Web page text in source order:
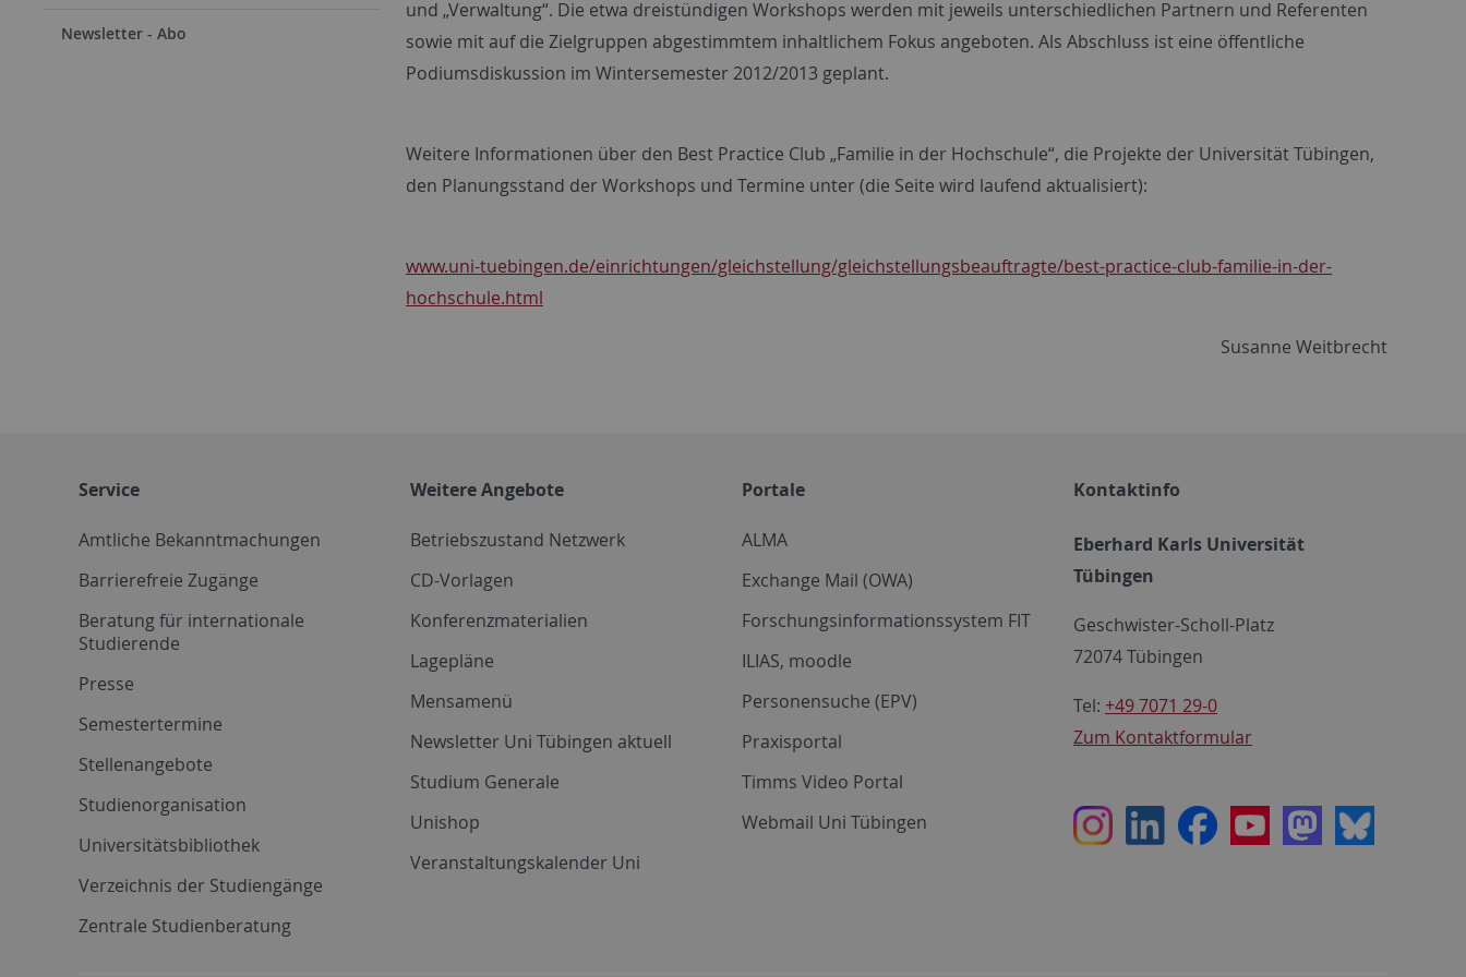
Newsletter - Abo
und „Verwaltung“. Die etwa dreistündigen Workshops werden mit jeweils unterschiedlichen Partnern und Referenten
sowie mit auf die Zielgruppen abgestimmtem inhaltlichem Fokus angeboten. Als Abschluss ist eine öffentliche
Podiumsdiskussion im Wintersemester 2012/2013 geplant.
Weitere Informationen über den Best Practice Club „Familie in der Hochschule“, die Projekte der Universität Tübingen,
den Planungsstand der Workshops und Termine unter (die Seite wird laufend aktualisiert):
www.uni-tuebingen.de/einrichtungen/gleichstellung/gleichstellungsbeauftragte/best-practice-club-familie-in-der-
hochschule.html
Susanne Weitbrecht
Service
Amtliche Bekanntmachungen
Barrierefreie Zugänge
Beratung für internationale
Studierende
Presse
Semestertermine
Stellenangebote
Studienorganisation
Universitätsbibliothek
Verzeichnis der Studiengänge
Zentrale Studienberatung
Weitere Angebote
Betriebszustand Netzwerk
CD-Vorlagen
Konferenzmaterialien
Lagepläne
Mensamenü
Newsletter Uni Tübingen aktuell
Studium Generale
Unishop
Veranstaltungskalender Uni
Portale
ALMA
Exchange Mail (OWA)
Forschungsinformationssystem FIT
ILIAS, moodle
Personensuche (EPV)
Praxisportal
Timms Video Portal
Webmail Uni Tübingen
Kontaktinfo
Eberhard Karls Universität
Tübingen
Geschwister-Scholl-Platz
72074 Tübingen
Tel: +49 7071 29-0
Zum Kontaktformular
InstagramLinkedInFacebookYoutubeMastodon
Bluesky